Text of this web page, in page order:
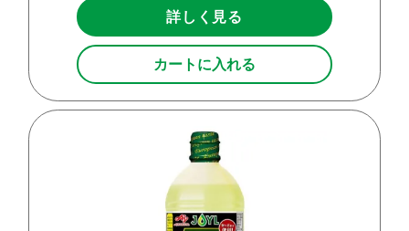
詳しく見る
カートに入れる